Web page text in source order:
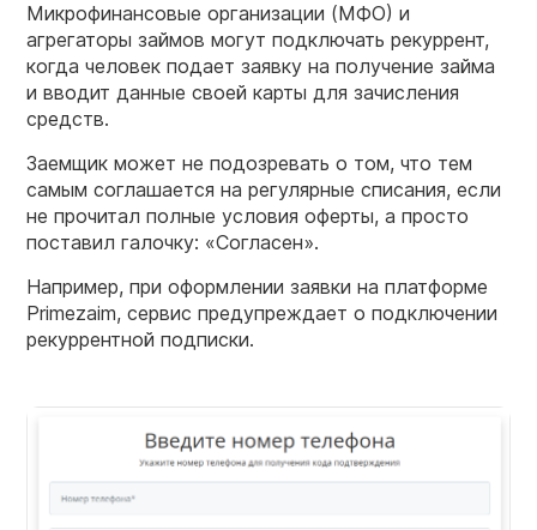
Микрофинансовые организации (МФО) и
агрегаторы займов могут подключать рекуррент,
когда человек подает заявку на получение займа
и вводит данные своей карты для зачисления
средств.
Заемщик может не подозревать о том, что тем
самым соглашается на регулярные списания, если
не прочитал полные условия оферты, а просто
поставил галочку: «Согласен».
Например, при оформлении заявки на платформе
Primezaim, сервис предупреждает о подключении
рекуррентной подписки.